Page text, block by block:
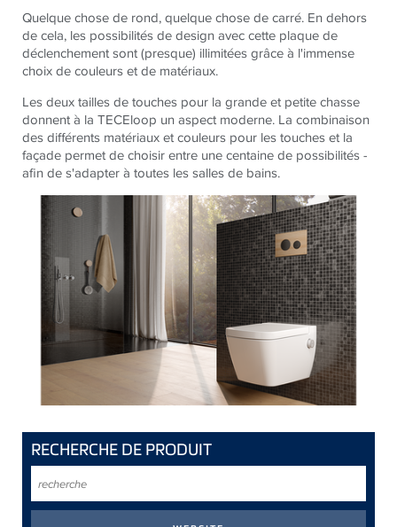
Quelque chose de rond, quelque chose de carré. En dehors
de cela, les possibilités de design avec cette plaque de
déclenchement sont (presque) illimitées grâce à l'immense
choix de couleurs et de matériaux.
Les deux tailles de touches pour la grande et petite chasse
donnent à la TECEloop un aspect moderne. La combinaison
des différents matériaux et couleurs pour les touches et la
façade permet de choisir entre une centaine de possibilités -
afin de s'adapter à toutes les salles de bains.
RECHERCHE DE PRODUIT